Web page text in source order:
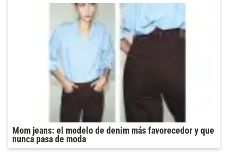
Mom jeans: el modelo de denim más favorecedor y que
nunca pasa de moda